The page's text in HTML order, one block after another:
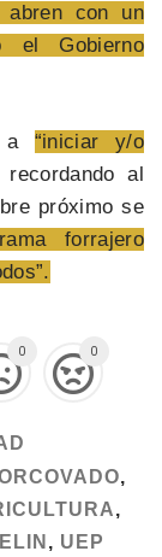
abren con un
el Gobierno
a “iniciar y/o
recordando al
próximo se
forrajero
0 0
,
,
, UEP